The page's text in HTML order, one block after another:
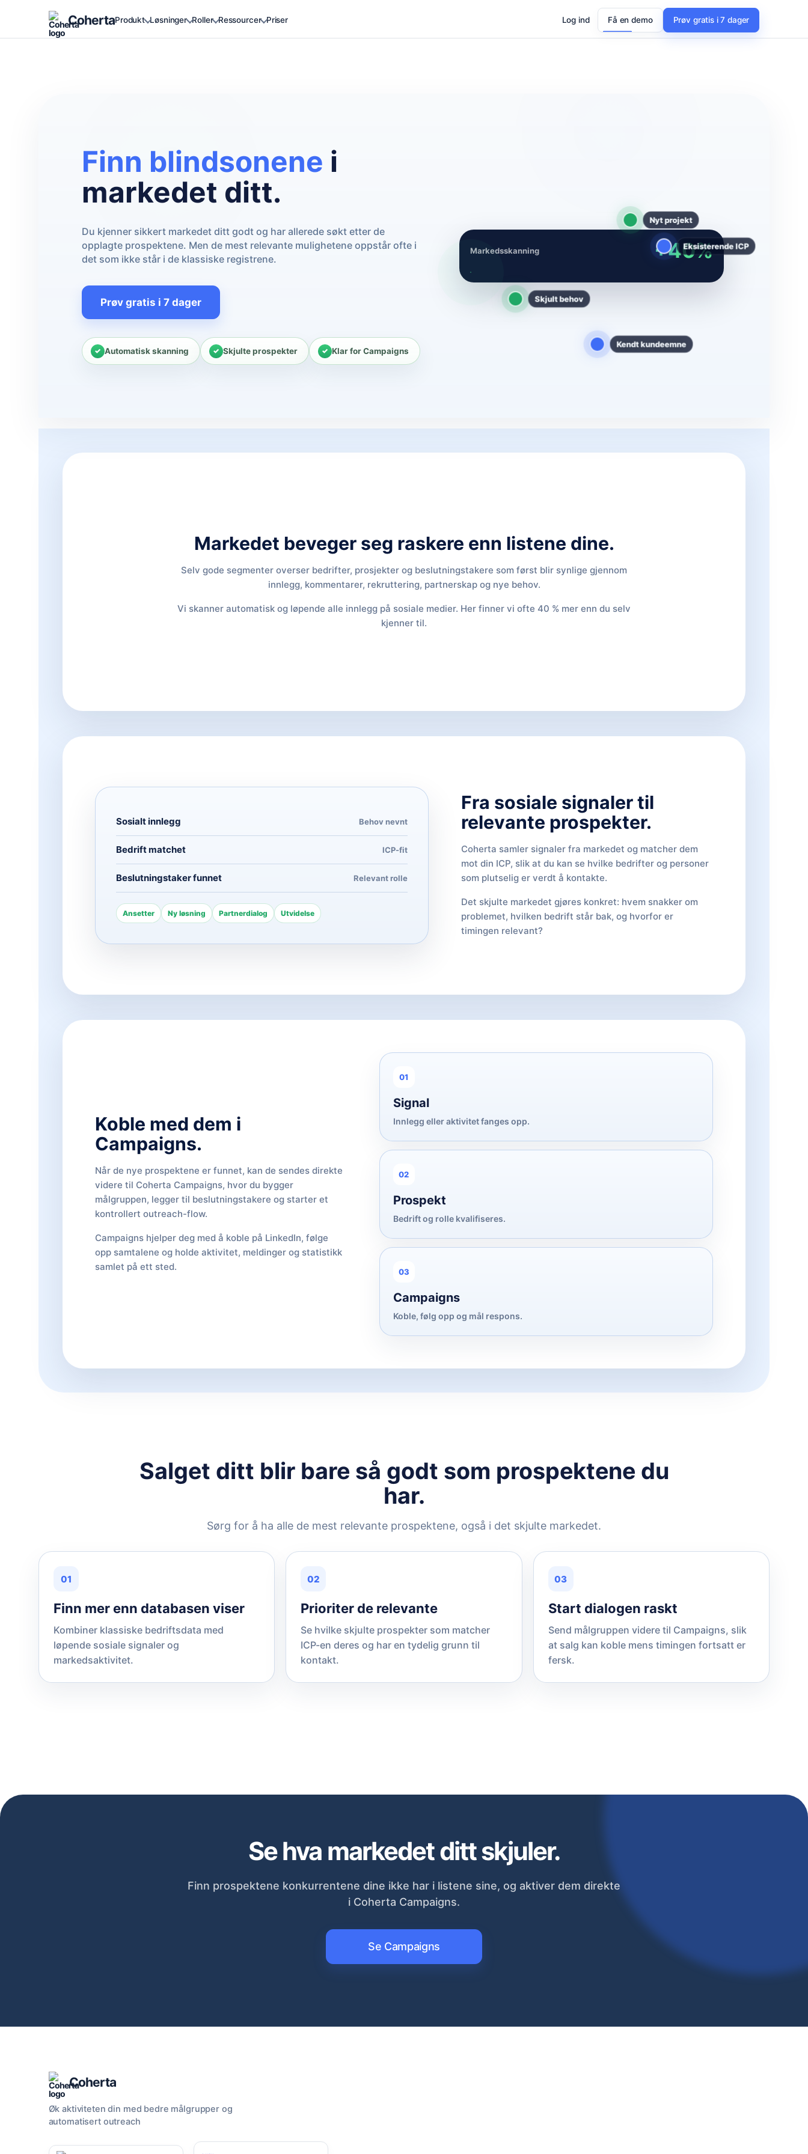
CohertaProdukt Løsninger Roller Ressourcer Priser Log ind Få en demo Prøv gratis i 7 dager
Finn blindsonene i
markedet ditt.
Du kjenner sikkert markedet ditt godt og har allerede søkt etter de
opplagte prospektene. Men de mest relevante mulighetene oppstår ofte i
det som ikke står i de klassiske registrene.
Prøv gratis i 7 dager
Automatisk skanning Skjulte prospekter Klar for Campaigns
Markedsskanning +40%
Markedet beveger seg raskere enn listene dine.
Selv gode segmenter overser bedrifter, prosjekter og beslutningstakere som først blir synlige gjennom
innlegg, kommentarer, rekruttering, partnerskap og nye behov.
Vi skanner automatisk og løpende alle innlegg på sosiale medier. Her finner vi ofte 40 % mer enn du selv
kjenner til.
Fra sosiale signaler til
relevante prospekter.
Coherta samler signaler fra markedet og matcher dem
mot din ICP, slik at du kan se hvilke bedrifter og personer
som plutselig er verdt å kontakte.
Det skjulte markedet gjøres konkret: hvem snakker om
problemet, hvilken bedrift står bak, og hvorfor er
timingen relevant?
Sosialt innlegg Behov nevnt
Bedrift matchet ICP-fit
Beslutningstaker funnet Relevant rolle
Ansetter Ny løsning Partnerdialog Utvidelse
Koble med dem i
Campaigns.
Når de nye prospektene er funnet, kan de sendes direkte
videre til Coherta Campaigns, hvor du bygger
målgruppen, legger til beslutningstakere og starter et
kontrollert outreach-flow.
Campaigns hjelper deg med å koble på LinkedIn, følge
opp samtalene og holde aktivitet, meldinger og statistikk
samlet på ett sted.
01
Signal
Innlegg eller aktivitet fanges opp.
02
Prospekt
Bedrift og rolle kvalifiseres.
03
Campaigns
Koble, følg opp og mål respons.
Salget ditt blir bare så godt som prospektene du
har.
Sørg for å ha alle de mest relevante prospektene, også i det skjulte markedet.
01
Finn mer enn databasen viser
Kombiner klassiske bedriftsdata med
løpende sosiale signaler og
markedsaktivitet.
02
Prioriter de relevante
Se hvilke skjulte prospekter som matcher
ICP-en deres og har en tydelig grunn til
kontakt.
03
Start dialogen raskt
Send målgruppen videre til Campaigns, slik
at salg kan koble mens timingen fortsatt er
fersk.
Se hva markedet ditt skjuler.
Finn prospektene konkurrentene dine ikke har i listene sine, og aktiver dem direkte
i Coherta Campaigns.
Se Campaigns
Coherta
Øk aktiviteten din med bedre målgrupper og
automatisert outreach